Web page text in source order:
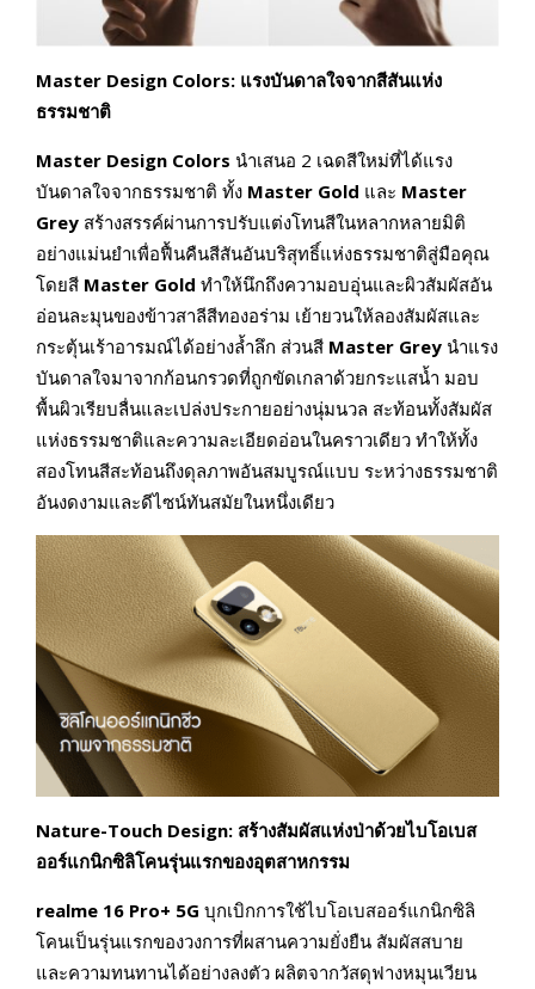
Master Design Colors: แรงบันดาลใจจากสีสันแห่ง
ธรรมชาติ
Master Design Colors นำเสนอ 2 เฉดสีใหม่ที่ได้แรง
บันดาลใจจากธรรมชาติ ทั้ง Master Gold และ Master
Grey สร้างสรรค์ผ่านการปรับแต่งโทนสีในหลากหลายมิติ
อย่างแม่นยำเพื่อฟื้นคืนสีสันอันบริสุทธิ์แห่งธรรมชาติสู่มือคุณ
โดยสี Master Gold ทำให้นึกถึงความอบอุ่นและผิวสัมผัสอัน
อ่อนละมุนของข้าวสาลีสีทองอร่าม เย้ายวนให้ลองสัมผัสและ
กระตุ้นเร้าอารมณ์ได้อย่างล้ำลึก ส่วนสี Master Grey นำแรง
บันดาลใจมาจากก้อนกรวดที่ถูกขัดเกลาด้วยกระแสน้ำ มอบ
พื้นผิวเรียบลื่นและเปล่งประกายอย่างนุ่มนวล สะท้อนทั้งสัมผัส
แห่งธรรมชาติและความละเอียดอ่อนในคราวเดียว ทำให้ทั้ง
สองโทนสีสะท้อนถึงดุลภาพอันสมบูรณ์แบบ ระหว่างธรรมชาติ
อันงดงามและดีไซน์ทันสมัยในหนึ่งเดียว
Nature-Touch Design: สร้างสัมผัสแห่งป่าด้วยไบโอเบส
ออร์แกนิกซิลิโคนรุ่นแรกของอุตสาหกรรม
realme 16 Pro+ 5G บุกเบิกการใช้ไบโอเบสออร์แกนิกซิลิ
โคนเป็นรุ่นแรกของวงการที่ผสานความยั่งยืน สัมผัสสบาย
และความทนทานได้อย่างลงตัว ผลิตจากวัสดุฟางหมุนเวียน